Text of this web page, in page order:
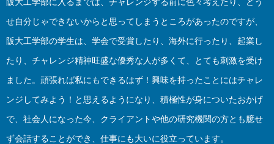
せ自分じゃできないからと思ってしまうところがあったのですが、
阪大工学部の学生は、学会で受賞したり、海外に行ったり、起業し
たり、チャレンジ精神旺盛な優秀な人が多くて、とても刺激を受け
ました。頑張れば私にもできるはず！興味を持ったことにはチャレ
ンジしてみよう！と思えるようになり、積極性が身についたおかげ
で、社会人になった今、クライアントや他の研究機関の方とも臆せ
ず会話することができ、仕事にも大いに役立っています。